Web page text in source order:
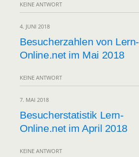
KEINE ANTWORT
4. JUNI 2018
Besucherzahlen von Lern-
Online.net im Mai 2018
KEINE ANTWORT
7. MAI 2018
Besucherstatistik Lern-
Online.net im April 2018
KEINE ANTWORT